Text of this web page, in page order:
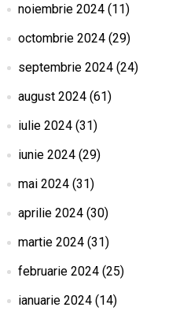
noiembrie 2024(11)
octombrie 2024(29)
septembrie 2024(24)
august 2024(61)
iulie 2024(31)
iunie 2024(29)
mai 2024(31)
aprilie 2024(30)
martie 2024(31)
februarie 2024(25)
ianuarie 2024(14)